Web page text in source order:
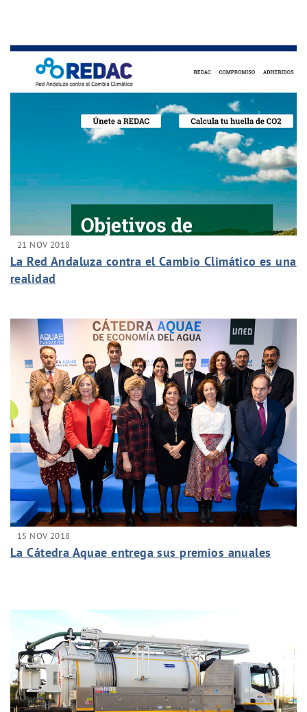
21 NOV 2018
La Red Andaluza contra el Cambio Climático es una
realidad
15 NOV 2018
La Cátedra Aquae entrega sus premios anuales